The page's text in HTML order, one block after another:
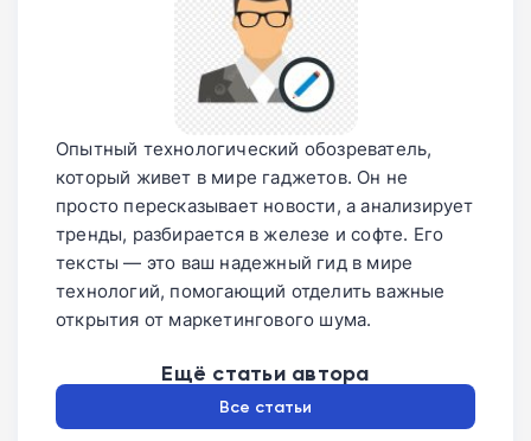
Опытный технологический обозреватель,
который живет в мире гаджетов. Он не
просто пересказывает новости, а анализирует
тренды, разбирается в железе и софте. Его
тексты — это ваш надежный гид в мире
технологий, помогающий отделить важные
открытия от маркетингового шума.
Ещё статьи автора
Все статьи